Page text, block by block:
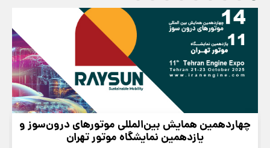
چهاردهمین همایش بین‌المللی موتورهای درون‌سوز و
یازدهمین نمایشگاه موتور تهران